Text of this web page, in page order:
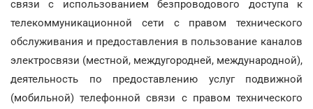
связи с использованием безпроводового доступа к
телекоммуникационной сети с правом технического
обслуживания и предоставления в пользование каналов
электросвязи (местной, междугородней, международной),
деятельность по предоставлению услуг подвижной
(мобильной) телефонной связи с правом технического